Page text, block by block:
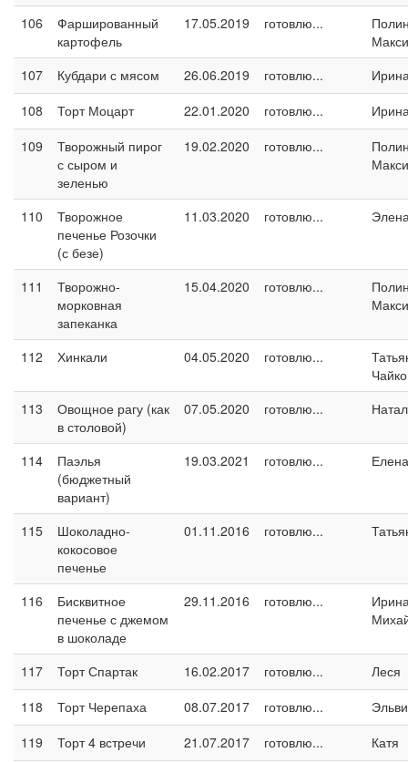
106
Фаршированный
картофель
17.05.2019 готовлю...
107
Кубдари с мясом 26.06.2019 готовлю...
108
Торт Моцарт 22.01.2020 готовлю...
109
Творожный пирог
с сыром и
зеленью
19.02.2020 готовлю...
110
Творожное
печенье Розочки
(с безе)
11.03.2020 готовлю...
111
Творожно-
морковная
запеканка
15.04.2020 готовлю...
112 Хинкали 04.05.2020 готовлю...
113
Овощное рагу (как
в столовой)
07.05.2020 готовлю...
114
Паэлья
(бюджетный
вариант)
19.03.2021 готовлю... Елена
115
Шоколадно-
кокосовое
печенье
01.11.2016 готовлю...
116
Бисквитное
печенье с джемом
в шоколаде
29.11.2016 готовлю...
117 Торт Спартак 16.02.2017 готовлю...
Леся
118
Торт Черепаха 08.07.2017 готовлю...
119
Торт 4 встречи 21.07.2017 готовлю...
Катя